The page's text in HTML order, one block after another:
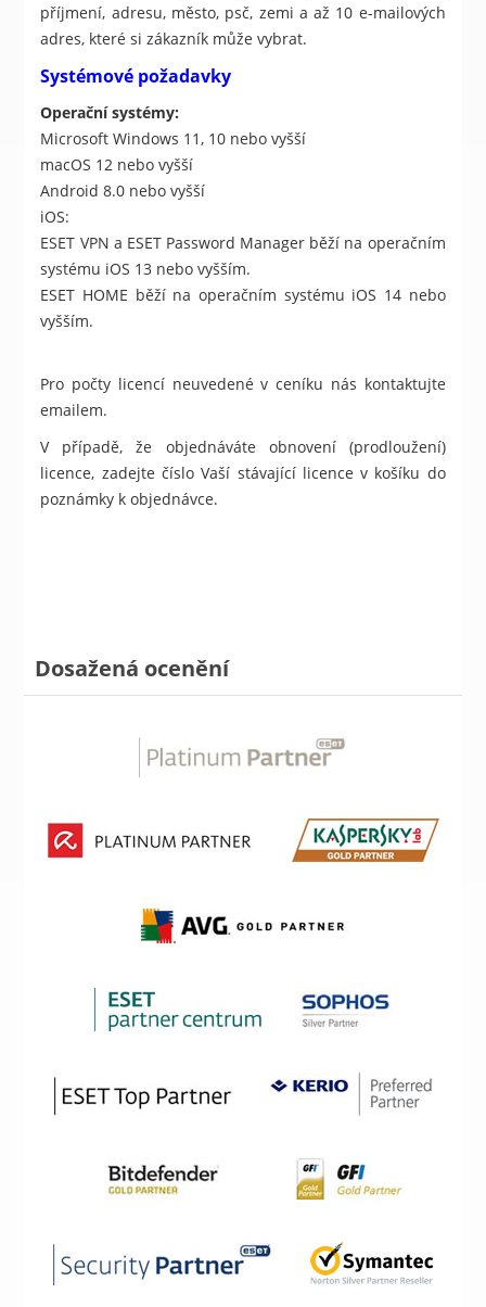
příjmení, adresu, město, psč, zemi a až 10 e-mailových
adres, které si zákazník může vybrat.
Systémové požadavky
Operační systémy:
Microsoft Windows 11, 10 nebo vyšší
macOS 12 nebo vyšší
Android 8.0 nebo vyšší
iOS:
ESET VPN a ESET Password Manager běží na operačním
systému iOS 13 nebo vyšším.
ESET HOME běží na operačním systému iOS 14 nebo
vyšším.
Pro počty licencí neuvedené v ceníku nás kontaktujte
emailem.
V případě, že objednáváte obnovení (prodloužení)
licence, zadejte číslo Vaší stávající licence v košíku do
poznámky k objednávce.
Dosažená ocenění